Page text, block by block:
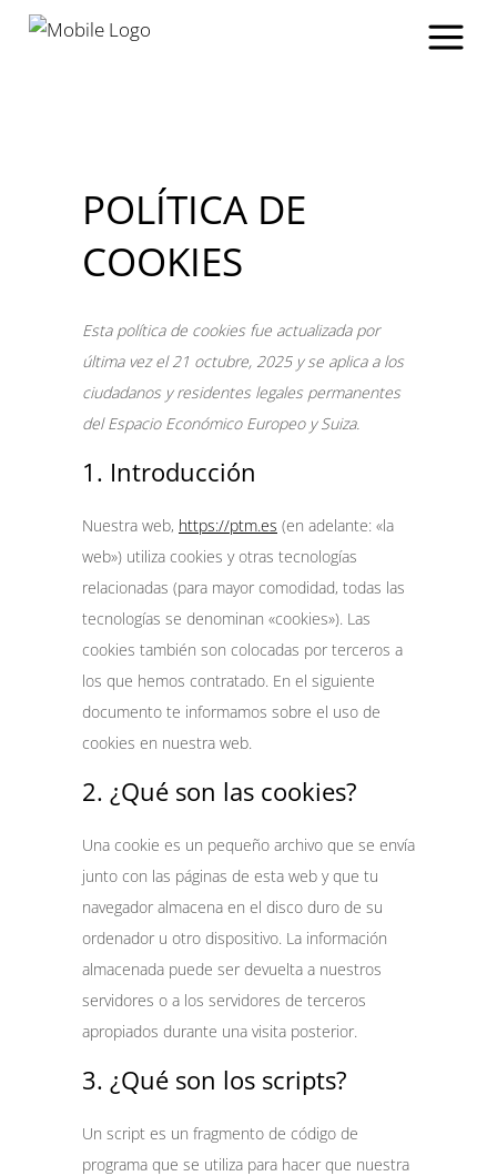
POLÍTICA DE
COOKIES
Esta política de cookies fue actualizada por
última vez el 21 octubre, 2025 y se aplica a los
ciudadanos y residentes legales permanentes
del Espacio Económico Europeo y Suiza.
1. Introducción
Nuestra web, https://ptm.es (en adelante: «la
web») utiliza cookies y otras tecnologías
relacionadas (para mayor comodidad, todas las
tecnologías se denominan «cookies»). Las
cookies también son colocadas por terceros a
los que hemos contratado. En el siguiente
documento te informamos sobre el uso de
cookies en nuestra web.
2. ¿Qué son las cookies?
Una cookie es un pequeño archivo que se envía
junto con las páginas de esta web y que tu
navegador almacena en el disco duro de su
ordenador u otro dispositivo. La información
almacenada puede ser devuelta a nuestros
servidores o a los servidores de terceros
apropiados durante una visita posterior.
3. ¿Qué son los scripts?
Un script es un fragmento de código de
programa que se utiliza para hacer que nuestra